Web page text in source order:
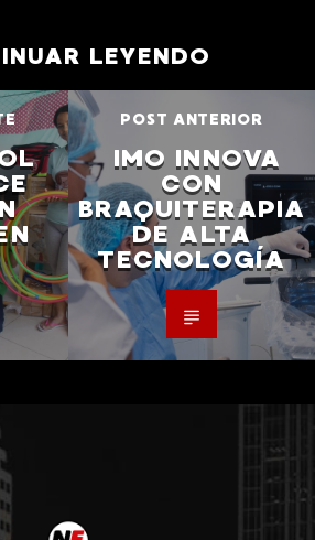
LEYENDO
POST ANTERIOR
IMO INNOVA
CON
BRAQUITERAPIA
DE ALTA
TECNOLOGÍA